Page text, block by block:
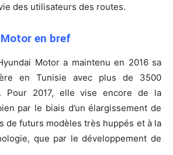
des utilisateurs des routes.
en bref
Motor a maintenu en 2016 sa
en Tunisie avec plus de 3500
Pour 2017, elle vise encore de la
par le biais d’un élargissement de
de futurs modèles très huppés et à la
que par le développement de